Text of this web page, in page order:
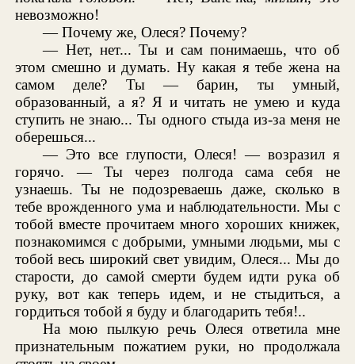
невозможно!
— Почему же, Олеся? Почему?
— Нет, нет... Ты и сам понимаешь, что об
этом смешно и думать. Ну какая я тебе жена на
самом деле? Ты — барин, ты умный,
образованный, а я? Я и читать не умею и куда
ступить не знаю... Ты одного стыда из-за меня не
оберешься...
— Это все глупости, Олеся! — возразил я
горячо. — Ты через полгода сама себя не
узнаешь. Ты не подозреваешь даже, сколько в
тебе врожденного ума и наблюдательности. Мы с
тобой вместе прочитаем много хороших книжек,
познакомимся с добрыми, умными людьми, мы с
тобой весь широкий свет увидим, Олеся... Мы до
старости, до самой смерти будем идти рука об
руку, вот как теперь идем, и не стыдиться, а
гордиться тобой я буду и благодарить тебя!..
На мою пылкую речь Олеся ответила мне
признательным пожатием руки, но продолжала